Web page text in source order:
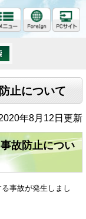
止について
年8月12日更新
故防止につい
事故が発生しまし